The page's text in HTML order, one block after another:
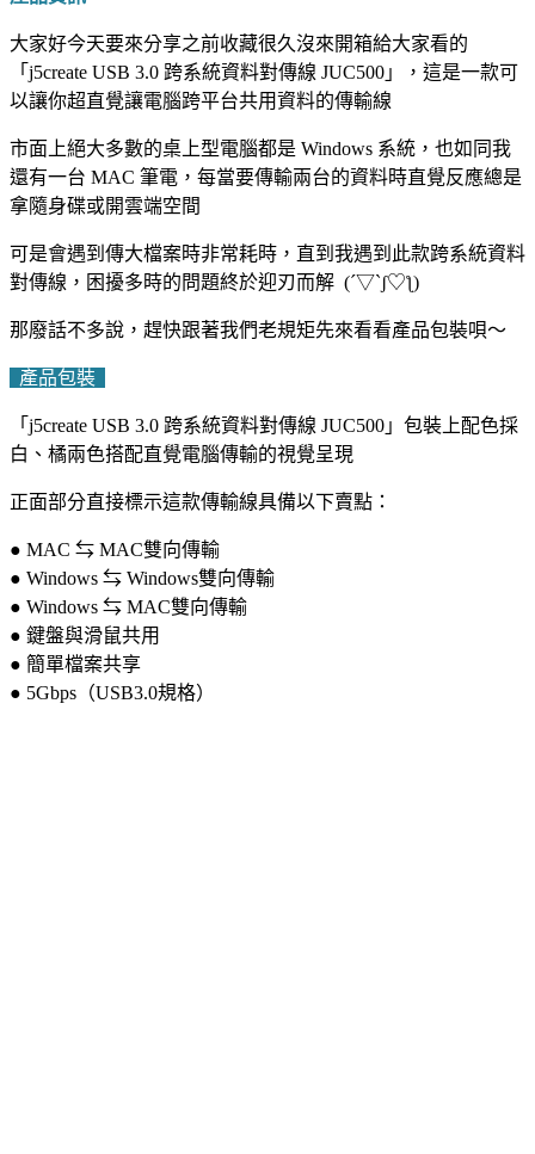
大家好今天要來分享之前收藏很久沒來開箱給大家看的
「j5create USB 3.0 跨系統資料對傳線 JUC500」，這是一款可
以讓你超直覺讓電腦跨平台共用資料的傳輸線
市面上絕大多數的桌上型電腦都是 Windows 系統，也如同我
還有一台 MAC 筆電，每當要傳輸兩台的資料時直覺反應總是
拿隨身碟或開雲端空間
可是會遇到傳大檔案時非常耗時，直到我遇到此款跨系統資料
對傳線，困擾多時的問題終於迎刃而解 (´▽`ʃ♡ƪ)
那廢話不多說，趕快跟著我們老規矩先來看看產品包裝唄～
產品包裝
「j5create USB 3.0 跨系統資料對傳線 JUC500」包裝上配色採
白、橘兩色搭配直覺電腦傳輸的視覺呈現
正面部分直接標示這款傳輸線具備以下賣點：
● MAC ⇆ MAC雙向傳輸
● Windows ⇆ Windows雙向傳輸
● Windows ⇆ MAC雙向傳輸
● 鍵盤與滑鼠共用
● 簡單檔案共享
● 5Gbps（USB3.0規格）